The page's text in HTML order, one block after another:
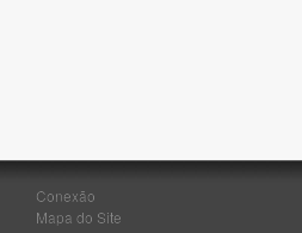
Conexão
Mapa do Site